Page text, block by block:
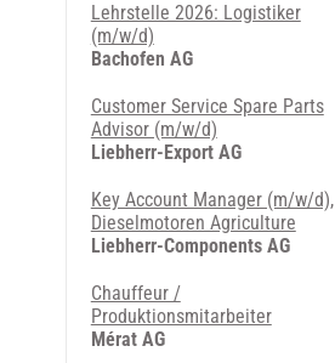
Lehrstelle 2026: Logistiker
(m/w/d)
Bachofen AG
Customer Service Spare Parts
Advisor (m/w/d)
Liebherr-Export AG
Key Account Manager (m/w/d),
Dieselmotoren Agriculture
Liebherr-Components AG
Chauffeur /
Produktionsmitarbeiter
Mérat AG